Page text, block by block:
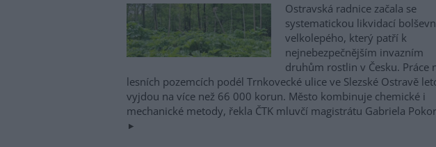
Ostravská radnice začala se
systematickou likvidací
velkolepého, který patří k
nejnebezpečnějším invazním
druhům rostlin v Česku. Práce
lesních pozemcích podél Trnkovecké ulice ve Slezské Ostravě
vyjdou na více než 66 000 korun. Město kombinuje chemické i
mechanické metody, řekla ČTK mluvčí magistrátu Gabriela